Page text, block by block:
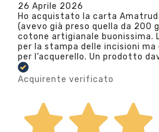
26 Aprile 2026
Ho acquistato la carta
(avevo già preso quella da 200
cotone artigianale buonissima.
per la stampa delle incisioni
per l’acquerello. Un prodotto
Acquirente verificato